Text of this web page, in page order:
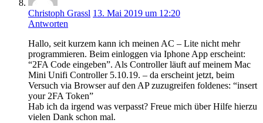
Christoph Grassl 13. Mai 2019 um 12:20
Antworten
Hallo, seit kurzem kann ich meinen AC – Lite nicht mehr
programmieren. Beim einloggen via Iphone App erscheint:
“2FA Code eingeben”. Als Controller läuft auf meinem Mac
Mini Unifi Controller 5.10.19. – da erscheint jetzt, beim
Versuch via Browser auf den AP zuzugreifen foldenes: “insert
your 2FA Token”
Hab ich da irgend was verpasst? Freue mich über Hilfe hierzu
vielen Dank schon mal.